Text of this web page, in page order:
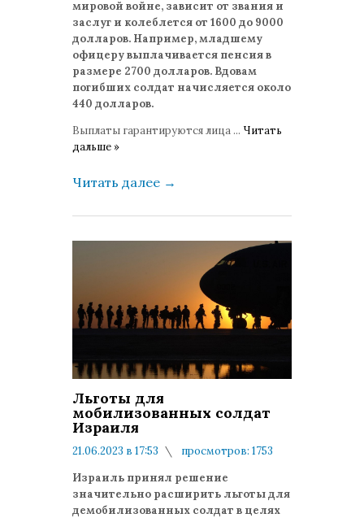
мировой войне, зависит от звания и
заслуг и колеблется от 1600 до 9000
долларов. Например, младшему
офицеру выплачивается пенсия в
размере 2700 долларов. Вдовам
погибших солдат начисляется около
440 долларов.
Выплаты гарантируются лица ... Читать
дальше »
Читать далее →
Льготы для
мобилизованных солдат
Израиля
21.06.2023 в 17:53
просмотров: 1753
Израиль принял решение
значительно расширить льготы для
демобилизованных солдат в целях